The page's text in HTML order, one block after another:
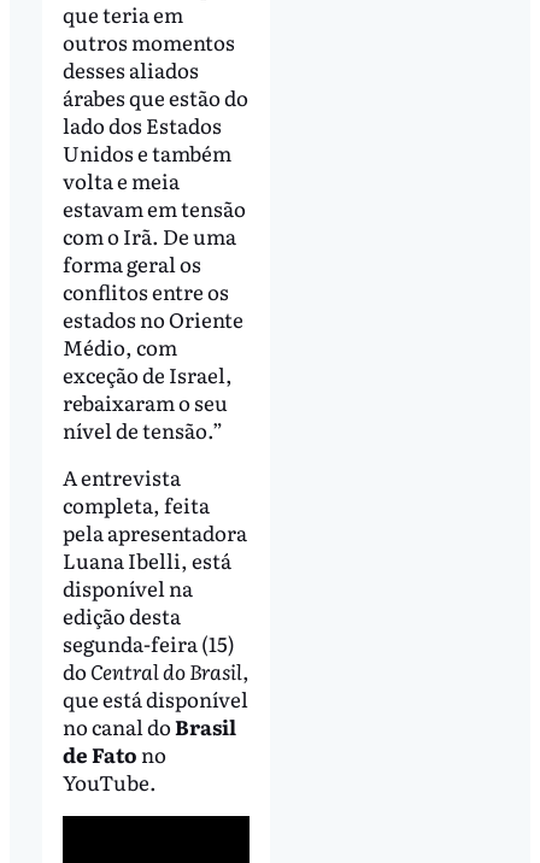
que teria em
outros momentos
desses aliados
árabes que estão do
lado dos Estados
Unidos e também
volta e meia
estavam em tensão
com o Irã. De uma
forma geral os
conflitos entre os
estados no Oriente
Médio, com
exceção de Israel,
rebaixaram o seu
nível de tensão.”
A entrevista
completa, feita
pela apresentadora
Luana Ibelli, está
disponível na
edição desta
segunda-feira (15)
do Central do Brasil,
que está disponível
no canal doBrasil
de Fato no
YouTube.